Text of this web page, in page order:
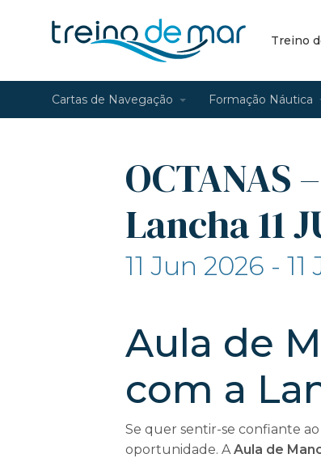
Treino
Cartas de Navegação Formação Náutica
OCTANAS
Lancha 11
11 Jun 2026 -
Aula de
com a
Se quer sentir-se confiante
oportunidade. AAula de